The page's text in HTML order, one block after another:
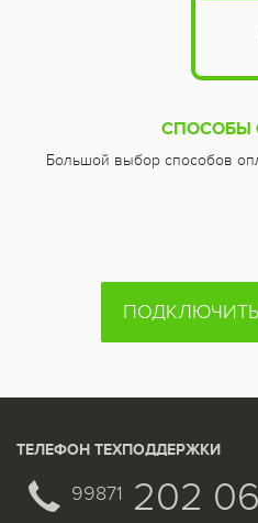
СПОСОБЫ
Большой выбор способов
ТЕЛЕФОН ТЕХПОДДЕРЖКИ
99871 202